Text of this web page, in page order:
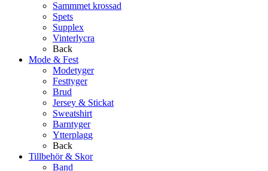
Sammmet krossad
Spets
Supplex
Vinterlycra
Back
Mode & Fest
Modetyger
Festtyger
Brud
Jersey & Stickat
Sweatshirt
Barntyger
Ytterplagg
Back
Tillbehör & Skor
Band